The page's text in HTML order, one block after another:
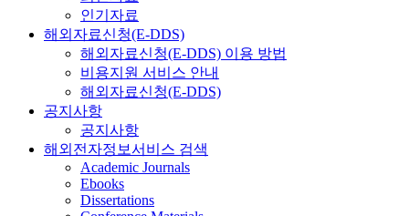
인기자료
해외자료신청(E-DDS)
해외자료신청(E-DDS) 이용 방법
비용지원 서비스 안내
해외자료신청(E-DDS)
공지사항
공지사항
해외전자정보서비스 검색
Academic Journals
Ebooks
Dissertations